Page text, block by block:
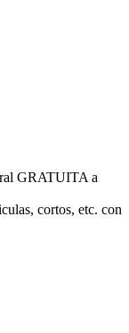
GRATUITA a
cortos, etc. con